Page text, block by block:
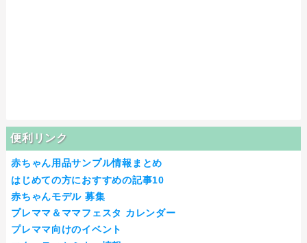
便利リンク
赤ちゃん用品サンプル情報まとめ
はじめての方におすすめの記事10
赤ちゃんモデル 募集
プレママ＆ママフェスタ カレンダー
プレママ向けのイベント